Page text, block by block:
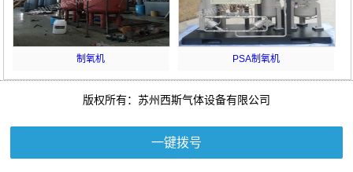
制氧机 PSA制氧机
版权所有：苏州西斯气体设备有限公司
一键拨号